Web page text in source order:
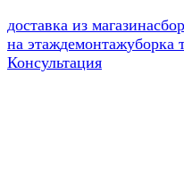
доставка из магазина
на этаждемонтажуборка
Консультация